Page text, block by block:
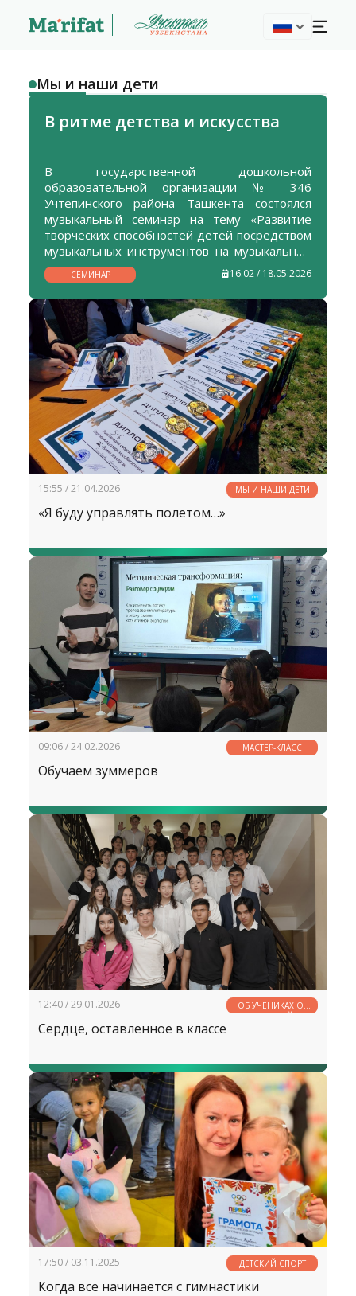
Мы и наши дети
В ритме детства и искусства
В государственной дошкольной
образовательной организации № 346
Учтепинского района Ташкента состоялся
музыкальный семинар на тему «Развитие
творческих способностей детей посредством
музыкальных инструментов на музыкальных
занятиях для музыкальных руководителей»,
ставший ярким примером того, как искусство
помогает формировать гармоничную и
творчески развитую личность с раннего
возраста. Участниками мероприятия были
воспитанники в возрасте 4-5 лет, а также
руководители и музыкальные педагоги
дошкольных образовательных организаций.
СЕМИНАР 16:02 / 18.05.2026
15:55 / 21.04.2026 МЫ И НАШИ ДЕТИ
«Я буду управлять полетом…»
09:06 / 24.02.2026 МАСТЕР-КЛАСС
Обучаем зуммеров
12:40 / 29.01.2026
ОБ УЧЕНИКАХ ОТ
УЧИТЕЛЕЙ
Сердце, оставленное в классе
17:50 / 03.11.2025 ДЕТСКИЙ СПОРТ
Когда все начинается с гимнастики